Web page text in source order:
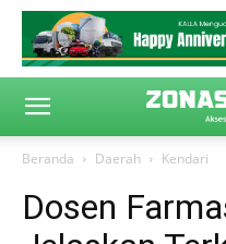
Beranda Daerah Kendari
Dosen